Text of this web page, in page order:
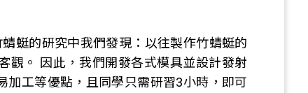
蜓的研究中我們發現：以往製作竹蜻蜓的
觀。 因此，我們開發各式模具並設計發射
工等優點，且同學只需研習3小時，即可